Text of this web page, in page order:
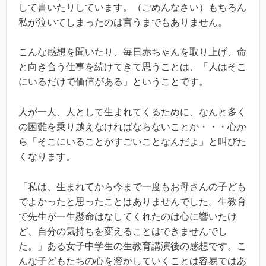
して書いたりしています。（ごめんなさい）もちろん
私が泣いてしまったのは言うまでもありません。
こんな感想を聞いたり、毎日赤ちゃんを取り上げ、命
と向き合う仕事を続けてきて思うことは、「人はそこ
にいるだけで価値がある」ということです。
人が一人、人として生まれてくるために、なんと多く
の困難を乗り越えなければならないことか・・・心か
ら「そこにいることがすごいことなんだよ」と叫びた
くなります。
「私は、生まれてから今まで一度もお母さんの子ども
でよかったと思ったことはありませんでした。生教育
で先生が一生懸命はなしてくれたのは心に響いたけ
ど、自分の気持ちを変えることはできませんでし
た。」ある女子中学生の生教育講演後の感想です。こ
んな子どもたちの心を溶かしていくことは容易ではあ